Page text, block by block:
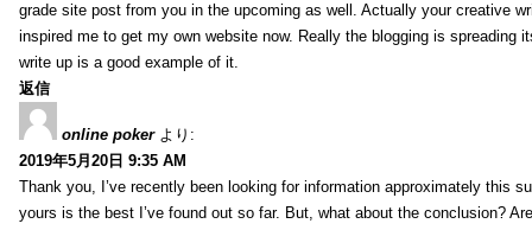
grade site post from you in the upcoming as well. Actually your creative
inspired me to get my own website now. Really the blogging is spreading
write up is a good example of it.
返信
online poker より:
2019年5月20日 9:35 AM
Thank you, I’ve recently been looking for information approximately this
yours is the best I’ve found out so far. But, what about the conclusion?